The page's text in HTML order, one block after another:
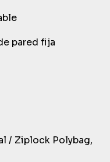
pared fija
/ Ziplock Polybag,